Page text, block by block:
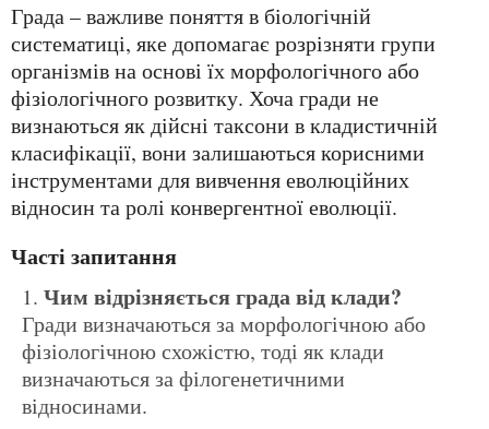
Града – важливе поняття в біологічній
систематиці, яке допомагає розрізняти групи
організмів на основі їх морфологічного або
фізіологічного розвитку. Хоча гради не
визнаються як дійсні таксони в кладистичній
класифікації, вони залишаються корисними
інструментами для вивчення еволюційних
відносин та ролі конвергентної еволюції.
Часті запитання
Чим відрізняється града від клади?
Гради визначаються за морфологічною або
фізіологічною схожістю, тоді як клади
визначаються за філогенетичними
відносинами.